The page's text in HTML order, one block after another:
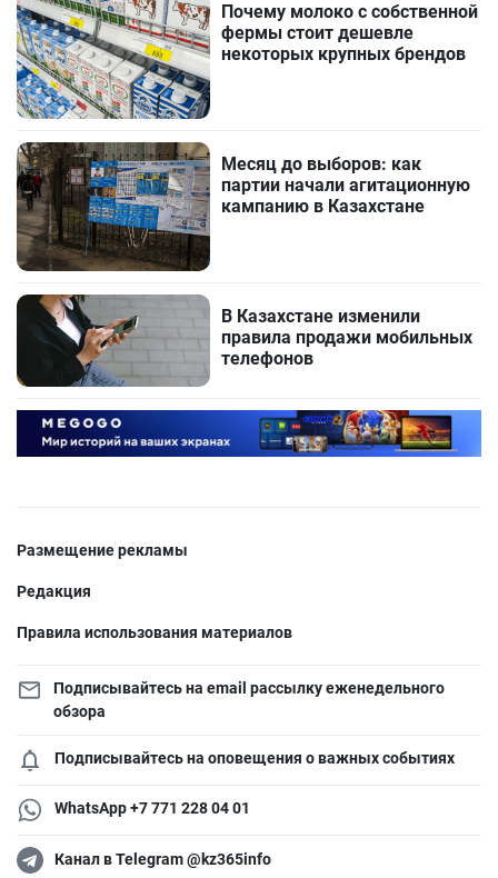
Почему молоко с собственной
фермы стоит дешевле
некоторых крупных брендов
Месяц до выборов: как
партии начали агитационную
кампанию в Казахстане
В Казахстане изменили
правила продажи мобильных
телефонов
Размещение рекламы
Редакция
Правила использования материалов
Подписывайтесь на email рассылку еженедельного
обзора
Подписывайтесь на оповещения о важных событиях
WhatsApp +7 771 228 04 01
Канал в Telegram @kz365info